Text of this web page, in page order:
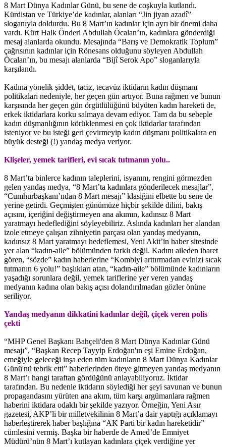
8 Mart Dünya Kadınlar Günü, bu sene de coşkuyla kutlandı.
Kürdistan ve Türkiye’de kadınlar, alanları “Jin jiyan azadî”
sloganıyla doldurdu. Bu 8 Mart’ın kadınlar için ayrı bir önemi daha
vardı. Kürt Halk Önderi Abdullah Öcalan’ın, kadınlara gönderdiği
mesaj alanlarda okundu. Mesajında “Barış ve Demokratik Toplum”
çağrısının kadınlar için Rönesans olduğunu söyleyen Abdullah
Öcalan’ın, bu mesajı alanlarda “Bijî Serok Apo” sloganlarıyla
karşılandı.
Kadına yönelik şiddet, taciz, tecavüz iktidarın kadın düşmanı
politikaları nedeniyle, her geçen gün artıyor. Buna rağmen ve bunun
karşısında her geçen gün örgütlülüğünü büyüten kadın hareketi de,
erkek iktidarlara korku salmaya devam ediyor. Tam da bu sebeple
kadın düşmanlığının körüklenmesi en çok iktidarlar tarafından
isteniyor ve bu isteği geri çevirmeyip kadın düşmanı politikalara en
büyük desteği (!) yandaş medya veriyor.
Klişeler, yemek tarifleri, evi sıcak tutmanın yolu..
8 Mart’ta binlerce kadının taleplerini, isyanını, rengini görmezden
gelen yandaş medya, “8 Mart’ta kadınlara gönderilecek mesajlar”,
“Cumhurbaşkanı’ndan 8 Mart mesajı” klasiğini elbette bu sene de
yerine getirdi. Geçmişten günümüze hiçbir şekilde dilini, bakış
açısını, içeriğini değiştirmeyen ana akımın, kadınsız 8 Mart
yaratmayı hedeflediğini söyleyebiliriz. Aslında kadınları her alandan
izole etmeye çalışan zihniyetin parçası olan yandaş medyanın,
kadınsız 8 Mart yaratmayı hedeflemesi, Yeni Akit’in haber sitesinde
yer alan “kadın-aile” bölümünden farklı değil. Kadını aileden ibaret
gören, “sözde” kadın haberlerine “Kombiyi arttırmadan evinizi sıcak
tutmanın 6 yolu!” başlıkları atan, “kadın-aile” bölümünde kadınların
yaşadığı sorunlara değil, yemek tariflerine yer veren yandaş
medyanın kadına olan bakış açısı dolandırılmadan gözler önüne
seriliyor.
Yandaş medyanın dikkatini kadınlar değil, çiçek veren polis
çekti
“MHP Genel Başkanı Bahçeli'den 8 Mart Dünya Kadınlar Günü
mesajı”, “Başkan Recep Tayyip Erdoğan'ın eşi Emine Erdoğan,
emeğiyle geleceği inşa eden tüm kadınların 8 Mart Dünya Kadınlar
Günü'nü tebrik etti” haberlerinden öteye gitmeyen yandaş medyanın
8 Mart’ı hangi taraftan gördüğünü anlayabiliyoruz. İktidar
tarafından. Bu nedenle iktidarın söylediği her şeyi savunan ve bunun
propagandasını yürüten ana akım, tüm karşı argümanlara rağmen
haberini iktidara odaklı bir şekilde yazıyor. Örneğin, Yeni Asır
gazetesi, AKP’li bir milletvekilinin 8 Mart’a dair yaptığı açıklamayı
haberleştirerek haber başlığına “AK Parti bir kadın hareketidir”
cümlesini vermiş. Başka bir haberde de Amed’de Emniyet
Müdürü’nün 8 Mart’ı kutlayan kadınlara çiçek verdiğine yer